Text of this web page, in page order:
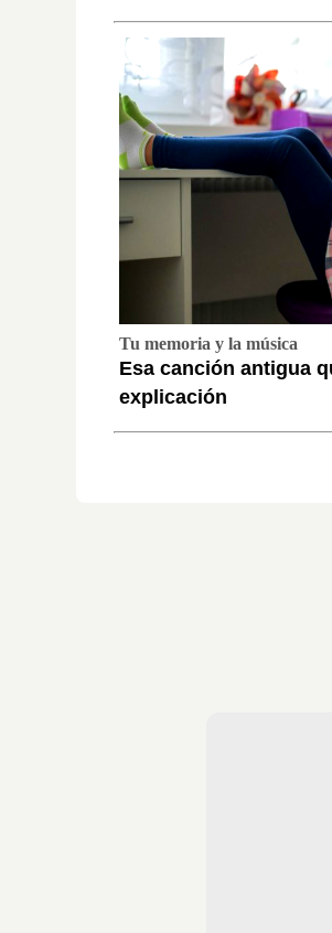
Tu memoria y la música
Esa canción antigua
explicación